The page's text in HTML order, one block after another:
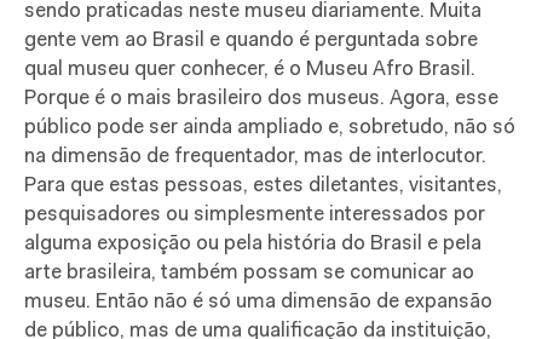
sendo praticadas neste museu diariamente. Muita
gente vem ao Brasil e quando é perguntada sobre
qual museu quer conhecer, é o Museu Afro Brasil.
Porque é o mais brasileiro dos museus. Agora, esse
público pode ser ainda ampliado e, sobretudo, não só
na dimensão de frequentador, mas de interlocutor.
Para que estas pessoas, estes diletantes, visitantes,
pesquisadores ou simplesmente interessados por
alguma exposição ou pela história do Brasil e pela
arte brasileira, também possam se comunicar ao
museu. Então não é só uma dimensão de expansão
de público, mas de uma qualificação da instituição,